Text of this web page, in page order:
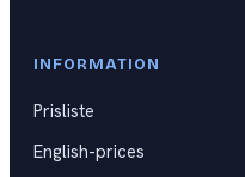
Spørgsmål til praktisk prøve
Videoguides til køreprøven
INFORMATION
Prisliste
English-prices